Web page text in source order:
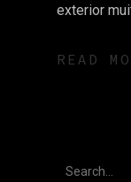
exterior
READ